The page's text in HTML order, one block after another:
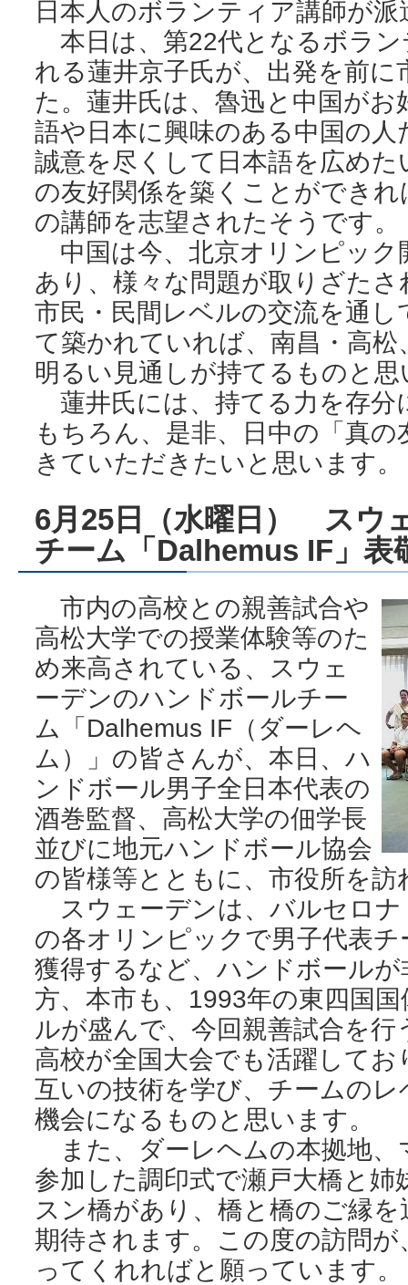
日本人のボランティア講師が
本日は、第22代となるボラ
れる蓮井京子氏が、出発を前
た。蓮井氏は、魯迅と中国が
語や日本に興味のある中国の
誠意を尽くして日本語を広め
の友好関係を築くことができ
の講師を志望されたそうです。
中国は今、北京オリンピック
あり、様々な問題が取りざた
市民・民間レベルの交流を通
て築かれていれば、南昌・高
明るい見通しが持てるものと思
蓮井氏には、持てる力を存分
もちろん、是非、日中の「真
きていただきたいと思います。
6月25日（水曜日） スウ
チーム「Dalhemus IF」表
市内の高校との親善試合や
高松大学での授業体験等のた
め来高されている、スウェ
ーデンのハンドボールチー
ム「Dalhemus IF（ダーレヘ
ム）」の皆さんが、本日、ハ
ンドボール男子全日本代表の
酒巻監督、高松大学の佃学長
並びに地元ハンドボール協会
の皆様等とともに、市役所を
スウェーデンは、バルセロ
の各オリンピックで男子代表
獲得するなど、ハンドボール
方、本市も、1993年の東四国
ルが盛んで、今回親善試合を
高校が全国大会でも活躍して
互いの技術を学び、チームの
機会になるものと思います。
また、ダーレヘムの本拠地、
参加した調印式で瀬戸大橋と
スン橋があり、橋と橋のご縁
期待されます。この度の訪問
ってくれればと願っています。